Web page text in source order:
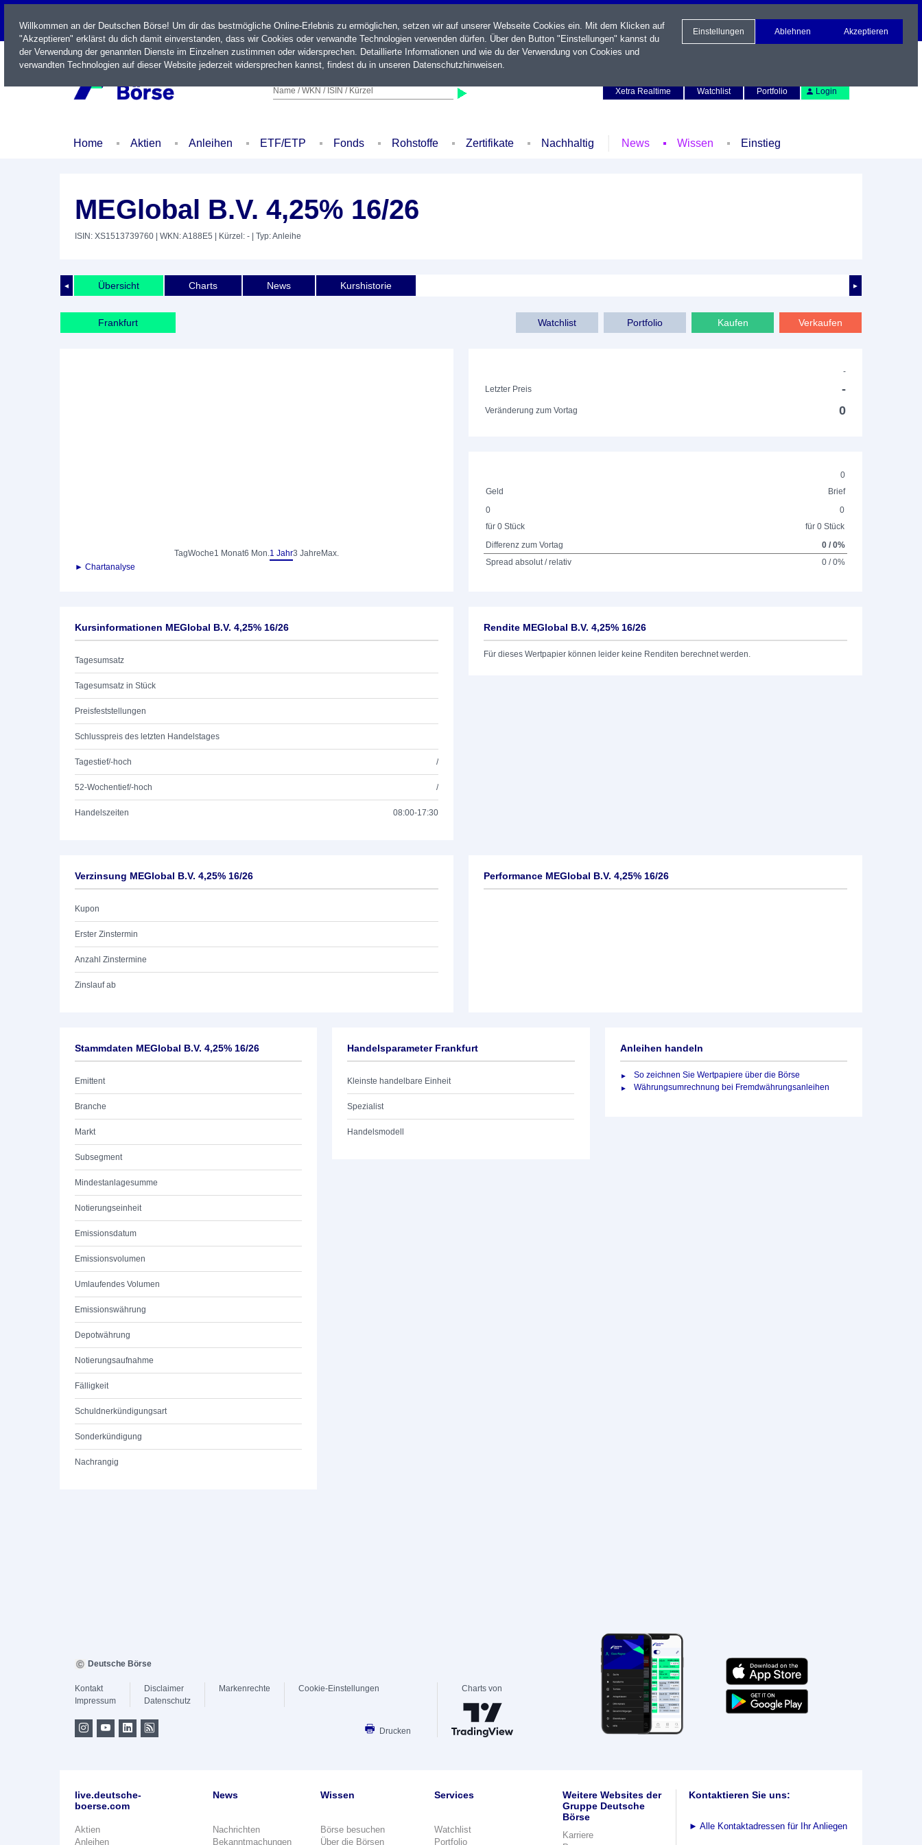
LIVE
Name / WKN / ISIN / Kürzel
Xetra Realtime
Watchlist Portfolio Login
Home Aktien Anleihen ETF/ETP Fonds Rohstoffe Zertifikate Nachhaltig News Wissen Einstieg
MEGlobal B.V. 4,25% 16/26
ISIN: XS1513739760 | WKN: A188E5 | Kürzel: - | Typ: Anleihe
◄ ►
Übersicht Charts News Kurshistorie
Frankfurt Verkaufen
Kaufen
Portfolio
Watchlist
TagWoche1 Monat6 Mon.1 Jahr3 Jahre Max.
► Chartanalyse
-
Letzter Preis
-
Veränderung zum Vortag 0
0
Geld
Brief
0
für 0 Stück
0
für 0 Stück
Differenz zum Vortag
0 / 0%
Spread absolut / relativ
0 / 0%
Kursinformationen MEGlobal B.V. 4,25% 16/26
Tagesumsatz
Tagesumsatz in Stück
Preisfeststellungen
Schlusspreis des letzten Handelstages
Tagestief/-hoch /
52-Wochentief/-hoch /
Handelszeiten 08:00-17:30
Rendite MEGlobal B.V. 4,25% 16/26
Für dieses Wertpapier können leider keine Renditen berechnet werden.
Verzinsung MEGlobal B.V. 4,25% 16/26
Kupon
Erster Zinstermin
Anzahl Zinstermine
Zinslauf ab
Performance MEGlobal B.V. 4,25% 16/26
Stammdaten MEGlobal B.V. 4,25% 16/26
Emittent
Branche
Markt
Subsegment
Mindestanlagesumme
Notierungseinheit
Emissionsdatum
Emissionsvolumen
Umlaufendes Volumen
Emissionswährung
Depotwährung
Notierungsaufnahme
Fälligkeit
Schuldnerkündigungsart
Sonderkündigung
Nachrangig
Handelsparameter Frankfurt
Kleinste handelbare Einheit
Spezialist
Handelsmodell
Anleihen handeln
So zeichnen Sie Wertpapiere über die Börse
Währungsumrechnung bei Fremdwährungsanleihen
Willkommen an der Deutschen Börse! Um dir das bestmögliche Online-Erlebnis zu ermöglichen, setzen wir auf unserer Webseite Cookies ein. Mit dem Klicken auf
"Akzeptieren" erklärst du dich damit einverstanden, dass wir Cookies oder verwandte Technologien verwenden dürfen. Über den Button "Einstellungen" kannst du
der Verwendung der genannten Dienste im Einzelnen zustimmen oder widersprechen. Detaillierte Informationen und wie du der Verwendung von Cookies und
verwandten Technologien auf dieser Website jederzeit widersprechen kannst, findest du in unseren Datenschutzhinweisen.
Einstellungen Ablehnen Akzeptieren
Deutsche Börse
Kontakt
Impressum
Disclaimer
Datenschutz
Markenrechte Cookie-Einstellungen
Drucken
Charts von
live.deutsche-
boerse.com
Aktien
Anleihen
News
Nachrichten
Bekanntmachungen
Wissen
Börse besuchen
Über die Börsen
Services
Watchlist
Portfolio
Weitere Websites der
Gruppe Deutsche
Börse
Karriere
Kontaktieren Sie uns:
► Alle Kontaktadressen für Ihr Anliegen